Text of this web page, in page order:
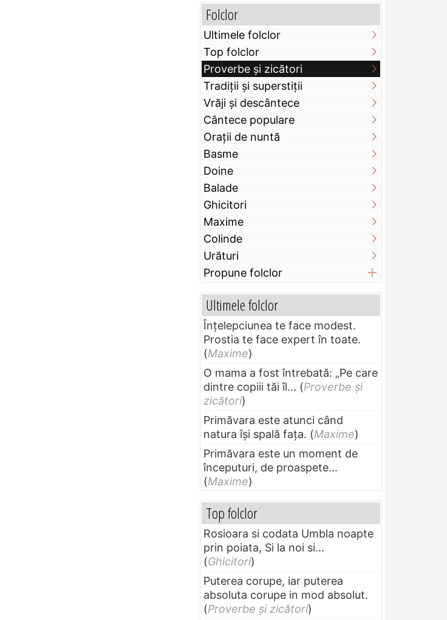
Folclor
Ultimele folclor
Top folclor
Proverbe și zicători
Tradiții și superstiții
Vrăji și descântece
Cântece populare
Orații de nuntă
Basme
Doine
Balade
Ghicitori
Maxime
Colinde
Urături
Propune folclor
Ultimele folclor
Înțelepciunea te face modest.
Prostia te face expert în toate.
(Maxime)
O mama a fost întrebată: „Pe care
dintre copiii tăi îl... (Proverbe și
zicători)
Primăvara este atunci când
natura își spală fața. (Maxime)
Primăvara este un moment de
începuturi, de proaspete...
(Maxime)
Top folclor
Rosioara si codata Umbla noapte
prin poiata, Si la noi si...
(Ghicitori)
Puterea corupe, iar puterea
absoluta corupe in mod absolut.
(Proverbe și zicători)